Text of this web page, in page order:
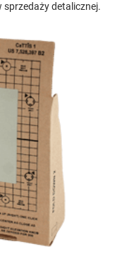
sprzedaży detalicznej.